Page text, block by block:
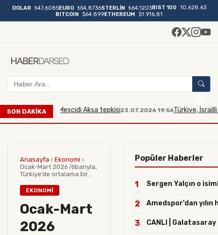
DOLAR ₺47,6085EURO ₺54,8736STERLİN ₺64,1203BIST 100
10,628.63
BITCOIN
$64.899ETHEREUM $1.916,81
SON DAKİKA
bakana Mescidi Aksa tepkisi23.07.2026 19:56Türkiye, İsrailli
Anasayfa › Ekonomi ›
Ocak-Mart 2026 itibarıyla,
Türkiye’de ortalama bir...
EKONOMI
Ocak-Mart
2026
Popüler Haberler
1 Sergen Yalçın o
2 Amedspor'dan yılın
3 CANLI |